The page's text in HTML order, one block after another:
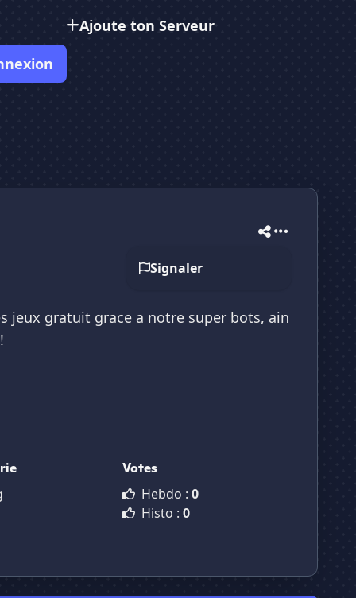
Ajoute ton Serveur
Signaler
jeux gratuit grace a notre super bots, ain
Votes
Hebdo : 0
Histo : 0